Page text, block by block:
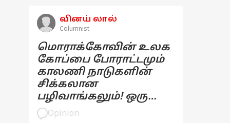
வினய் லால்
Columnist
மொராக்கோவின் உலக
கோப்பை போராட்டமும்
காலணி நாடுகளின்
சிக்கலான
பழிவாங்கலும்! ஒரு
பார்வை
Opinion